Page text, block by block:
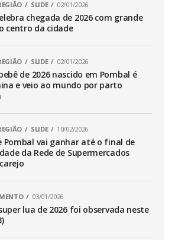
SLIDE 02/01/2026
chegada de 2026 com grande
centro da cidade
SLIDE 02/01/2026
de 2026 nascido em Pombal é
e veio ao mundo por parto
SLIDE 10/02/2026
Pombal vai ganhar até o final de
da Rede de Supermercados
03/01/2026
lua de 2026 foi observada neste